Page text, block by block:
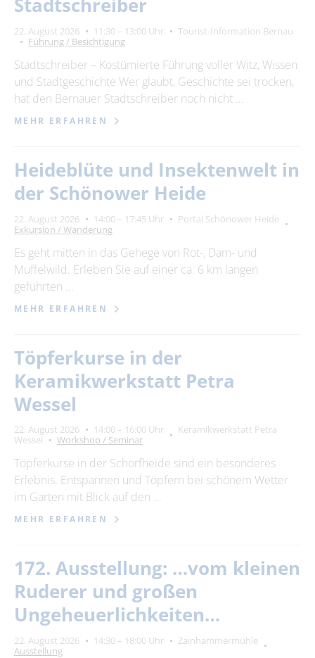
Stadtschreiber
22. August 2026 11:30 – 13:00 Uhr
Tourist-Information Bernau
Führung / Besichtigung
Stadtschreiber – Kostümierte Führung voller Witz, Wissen
und Stadtgeschichte Wer glaubt, Geschichte sei trocken,
hat den Bernauer Stadtschreiber noch nicht …
MEHR ERFAHREN
Heideblüte und Insektenwelt in
der Schönower Heide
22. August 2026 14:00 – 17:45 Uhr
Portal Schönower Heide
Exkursion / Wanderung
Es geht mitten in das Gehege von Rot-, Dam- und
Muffelwild. Erleben Sie auf einer ca. 6 km langen
geführten …
MEHR ERFAHREN
Töpferkurse in der
Keramikwerkstatt Petra
Wessel
22. August 2026 14:00 – 16:00 Uhr
Keramikwerkstatt Petra
Wessel
Workshop / Seminar
Töpferkurse in der Schorfheide sind ein besonderes
Erlebnis. Entspannen und Töpfern bei schönem Wetter
im Garten mit Blick auf den …
MEHR ERFAHREN
172. Ausstellung: …vom kleinen
Ruderer und großen
Ungeheuerlichkeiten…
22. August 2026 14:30 – 18:00 Uhr
Zainhammermühle
Ausstellung